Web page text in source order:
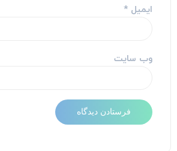
ایمیل*
وب‌ سایت